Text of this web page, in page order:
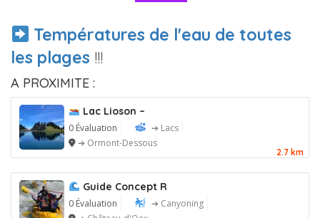
Températures de l'eau de toutes
les plages !!!
A PROXIMITE :
Lac Lioson –
0 Évaluation
➔ Lacs
➔ Ormont-Dessous
2.7 km
Guide Concept R
0 Évaluation
➔ Canyoning